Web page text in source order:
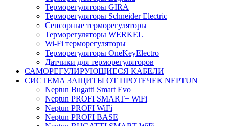
Терморегуляторы GIRA
Терморегуляторы Schneider Electric
Сенсорные терморегуляторы
Терморегуляторы WERKEL
Wi-Fi терморегуляторы
Терморегуляторы OneKeyElectro
Датчики для терморегуляторов
САМОРЕГУЛИРУЮЩИЕСЯ КАБЕЛИ
СИСТЕМА ЗАЩИТЫ ОТ ПРОТЕЧЕК NEPTUN
Neptun Bugatti Smart Evo
Neptun PROFI SMART+ WiFi
Neptun PROFI WiFi
Neptun PROFI BASE